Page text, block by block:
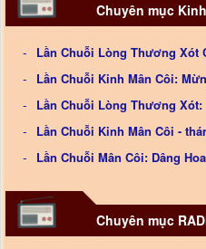
Chuyên mục
Lần Chuỗi Lòng Thương Xót
Lần Chuỗi Kinh Mân Côi:
Lần Chuỗi Lòng Thương Xót:
Lần Chuỗi Kinh Mân Côi -
Lần Chuỗi Mân Côi: Dâng
Chuyên mục